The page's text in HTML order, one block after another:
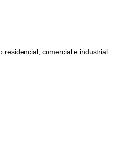
residencial, comercial e industrial.